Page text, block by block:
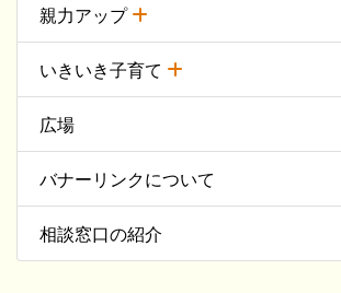
親力アップ
いきいき子育て
広場
バナーリンクについて
相談窓口の紹介